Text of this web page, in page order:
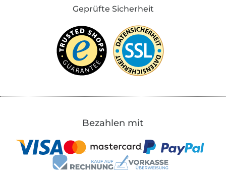
Geprüfte Sicherheit
Bezahlen mit